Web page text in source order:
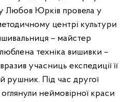
Любов Юрків провела у
центрі культури
– майстер
техніка вишивки –
учасниць експедиції її
рушник. Під час другої
неймовірної краси